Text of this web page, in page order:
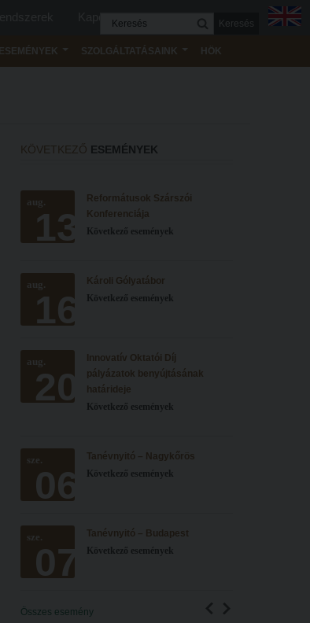
Kapcsolat
Keresés
ESEMÉNYEK SZOLGÁLTATÁSAINK HÖK
KÖVETKEZŐ ESEMÉNYEK
aug.
13
Reformátusok Szárszói
Konferenciája
Következő események
aug.
16
Károli Gólyatábor
Következő események
aug.
20
Innovatív Oktatói Díj
pályázatok benyújtásának
határideje
Következő események
sze.
06
Tanévnyitó – Nagykőrös
Következő események
sze.
07
Tanévnyitó – Budapest
Következő események
Összes esemény